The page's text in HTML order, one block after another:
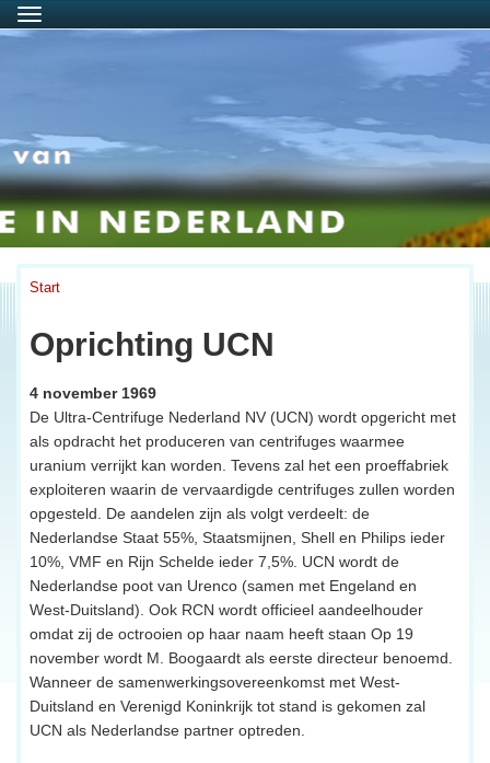
Menu
Start
Oprichting UCN
4 november 1969
De Ultra-Centrifuge Nederland NV (UCN) wordt opgericht met
als opdracht het produceren van centrifuges waarmee
uranium verrijkt kan worden. Tevens zal het een proeffabriek
exploiteren waarin de vervaardigde centrifuges zullen worden
opgesteld. De aandelen zijn als volgt verdeelt: de
Nederlandse Staat 55%, Staatsmijnen, Shell en Philips ieder
10%, VMF en Rijn Schelde ieder 7,5%. UCN wordt de
Nederlandse poot van Urenco (samen met Engeland en
West-Duitsland). Ook RCN wordt officieel aandeelhouder
omdat zij de octrooien op haar naam heeft staan Op 19
november wordt M. Boogaardt als eerste directeur benoemd.
Wanneer de samenwerkingsovereenkomst met West-
Duitsland en Verenigd Koninkrijk tot stand is gekomen zal
UCN als Nederlandse partner optreden.